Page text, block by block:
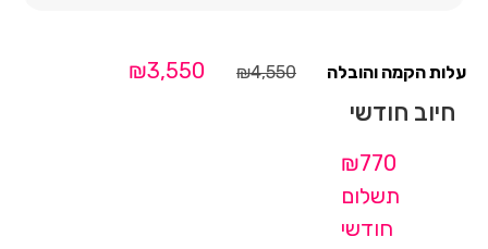
₪4,550
₪3,550
חיוב חודשי
₪770
תשלום
חודשי